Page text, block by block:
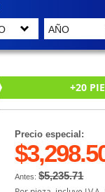
+20
Precio especial:
Antes:$5,235.71